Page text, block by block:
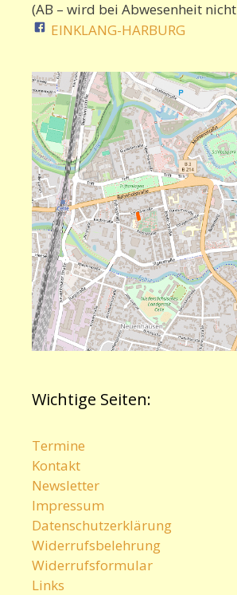
(AB – wird bei Abwesenheit
EINKLANG-HARBURG
Wichtige Seiten:
Termine
Kontakt
Newsletter
Impressum
Datenschutzerklärung
Widerrufsbelehrung
Widerrufsformular
Links